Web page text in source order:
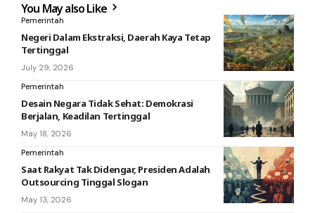
You May also Like
Pemerintah
Negeri Dalam Ekstraksi, Daerah Kaya Tetap
Tertinggal
July 29, 2026
Pemerintah
Desain Negara Tidak Sehat: Demokrasi
Berjalan, Keadilan Tertinggal
May 18, 2026
Pemerintah
Saat Rakyat Tak Didengar, Presiden Adalah
Outsourcing Tinggal Slogan
May 13, 2026